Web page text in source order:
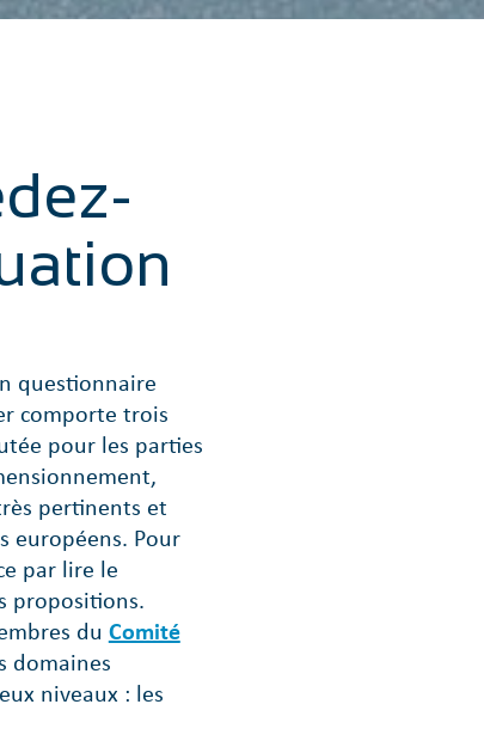
questionnaire
comporte trois
pour les parties
pertinents et
européens. Pour
par lire le
propositions.
du Comité
domaines
niveaux : les